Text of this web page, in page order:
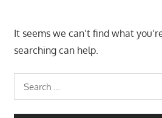
It seems we can’t find what
searching can help.